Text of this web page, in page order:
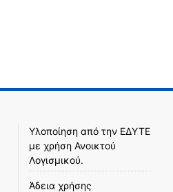
Υλοποίηση από την ΕΔΥΤΕ
με χρήση Ανοικτού
Λογισμικού.
Άδεια χρήσης